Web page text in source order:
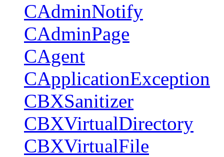
CAdminNotify
CAdminPage
CAgent
CApplicationException
CBXSanitizer
CBXVirtualDirectory
CBXVirtualFile